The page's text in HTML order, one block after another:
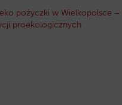
pożyczki w Wielkopolsce –
proekologicznych